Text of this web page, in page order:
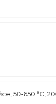
50-650 °С,